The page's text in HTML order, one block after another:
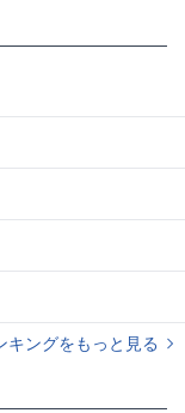
キングをもっと見る